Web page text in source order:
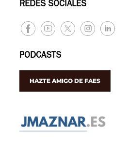
REDES SOCIALES
PODCASTS
HAZTE AMIGO DE FAES